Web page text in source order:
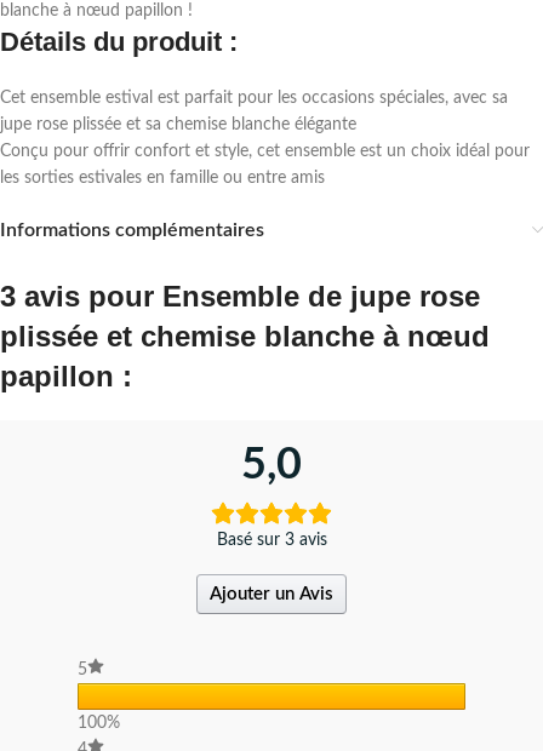
blanche à nœud papillon !
Détails du produit :
Cet ensemble estival est parfait pour les occasions spéciales, avec sa
jupe rose plissée et sa chemise blanche élégante
Conçu pour offrir confort et style, cet ensemble est un choix idéal pour
les sorties estivales en famille ou entre amis
Informations complémentaires
3 avis pour Ensemble de jupe rose
plissée et chemise blanche à nœud
papillon :
5,0
Basé sur 3 avis
Ajouter un Avis
5
100%